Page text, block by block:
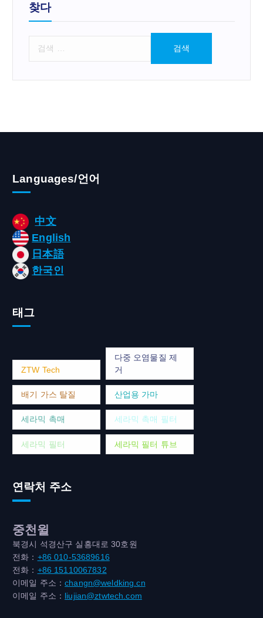
찾다
Languages/언어
中文
English
日本語
한국인
태그
ZTW Tech
다중 오염물질 제
거
배기 가스 탈질 산업용 가마
세라믹 촉매 세라믹 촉매 필터
세라믹 필터 세라믹 필터 튜브
연락처 주소
중천윌
북경시 석경산구 실흥대로 30호원
전화： +86 010-53689616
전화： +86 15110067832
이메일 주소：changn@weldking.cn
이메일 주소： liujian@ztwtech.com